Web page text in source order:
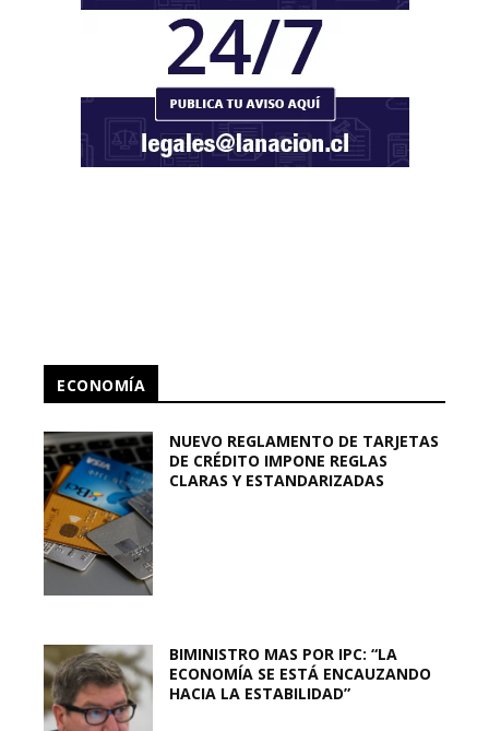
ECONOMÍA
NUEVO REGLAMENTO DE TARJETAS
DE CRÉDITO IMPONE REGLAS
CLARAS Y ESTANDARIZADAS
BIMINISTRO MAS POR IPC: “LA
ECONOMÍA SE ESTÁ ENCAUZANDO
HACIA LA ESTABILIDAD”